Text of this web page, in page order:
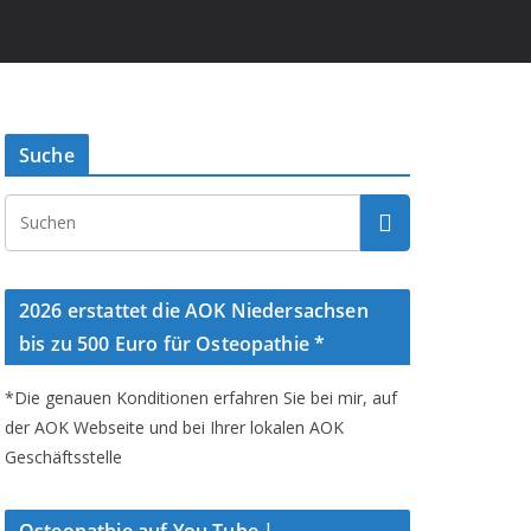
Suche
2026 erstattet die AOK Niedersachsen
bis zu 500 Euro für Osteopathie *
*Die genauen Konditionen erfahren Sie bei mir, auf
der AOK Webseite und bei Ihrer lokalen AOK
Geschäftsstelle